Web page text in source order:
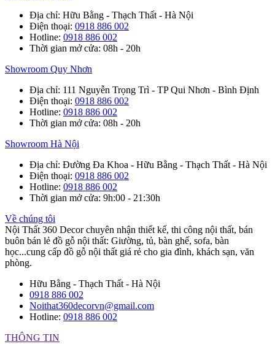
Địa chỉ: Hữu Bằng - Thạch Thất - Hà Nội
Điện thoại: 0918 886 002
Hotline: 0918 886 002
Thời gian mở cửa: 08h - 20h
Showroom Quy Nhơn
Địa chỉ: 111 Nguyễn Trọng Trì - TP Qui Nhơn - Bình Định
Điện thoại: 0918 886 002
Hotline: 0918 886 002
Thời gian mở cửa: 08h - 20h
Showroom Hà Nội
Địa chỉ: Đường Đa Khoa - Hữu Bằng - Thạch Thất - Hà Nội
Điện thoại: 0918 886 002
Hotline: 0918 886 002
Thời gian mở cửa: 9h:00 - 21:30h
Về chúng tôi
Nội Thất 360 Decor chuyên nhận thiết kế, thi công nội thất, bán
buôn bán lẻ đồ gỗ nội thất: Giường, tủ, bàn ghế, sofa, bàn
học...cung cấp đồ gỗ nội thất giá rẻ cho gia đình, khách sạn, văn
phòng.
Hữu Bằng - Thạch Thất - Hà Nội
0918 886 002
Noithat360decorvn@gmail.com
Hotline: 0918 886 002
THÔNG TIN